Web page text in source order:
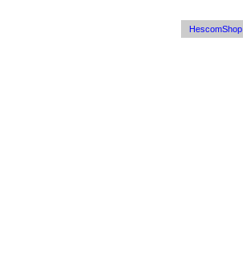
HescomShop